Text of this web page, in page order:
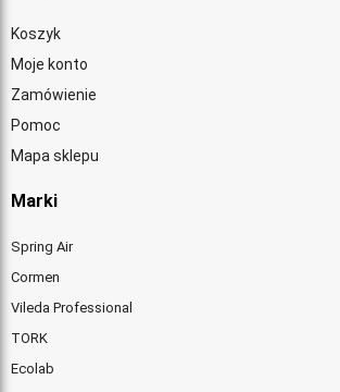
Koszyk
Moje konto
Zamówienie
Pomoc
Mapa sklepu
Marki
Spring Air
Cormen
Vileda Professional
TORK
Ecolab